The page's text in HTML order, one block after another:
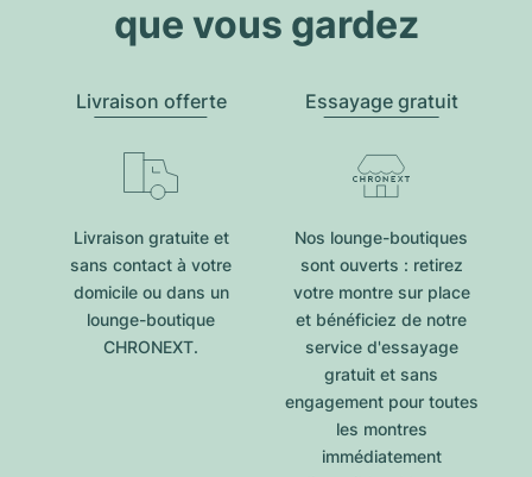
que vous gardez
Livraison offerte
Livraison gratuite et
sans contact à votre
domicile ou dans un
lounge-boutique
CHRONEXT.
Essayage gratuit
Nos lounge-boutiques
sont ouverts : retirez
votre montre sur place
et bénéficiez de notre
service d'essayage
gratuit et sans
engagement pour toutes
les montres
immédiatement